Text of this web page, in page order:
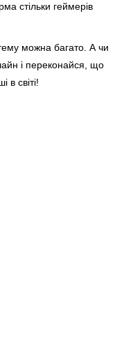
стільки геймерів
можна багато. А чи
і переконайся, що
в світі!